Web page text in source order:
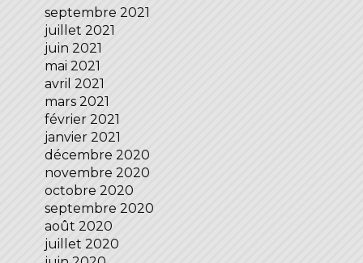
septembre 2021
juillet 2021
juin 2021
mai 2021
avril 2021
mars 2021
février 2021
janvier 2021
décembre 2020
novembre 2020
octobre 2020
septembre 2020
août 2020
juillet 2020